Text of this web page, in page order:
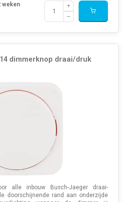
weken
dimmerknop draai/druk
alle inbouw Busch-Jaeger draai-
doorschijnende rand aan onderzijde